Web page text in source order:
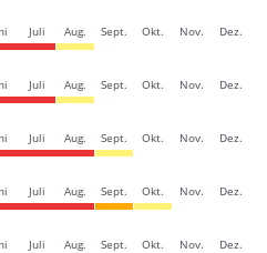
Juli Aug. Sept. Okt. Nov. Dez.
Juli Aug. Sept. Okt. Nov. Dez.
Juli Aug. Sept. Okt. Nov. Dez.
Juli Aug. Sept. Okt. Nov. Dez.
Juli Aug. Sept. Okt. Nov. Dez.